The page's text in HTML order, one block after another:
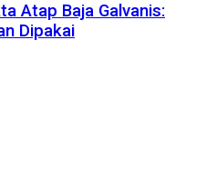
Atap Baja Galvanis:
Dipakai